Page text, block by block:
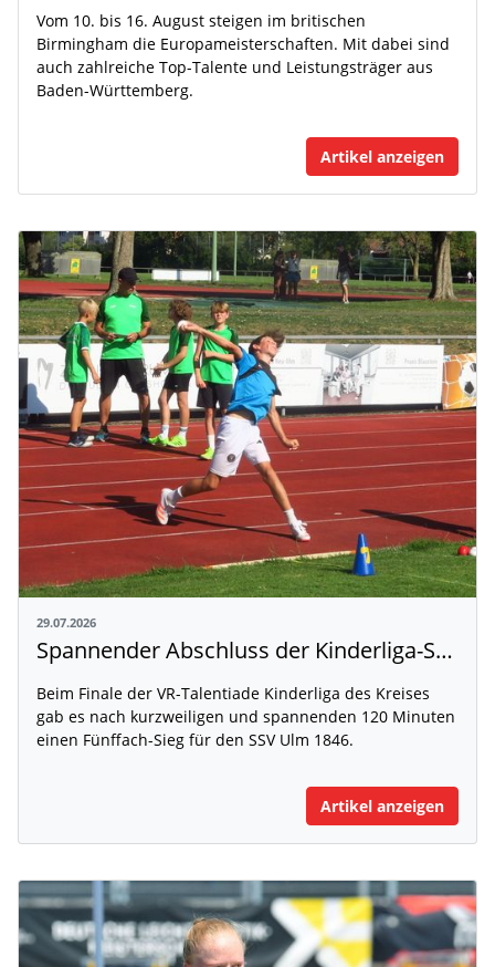
Vom 10. bis 16. August steigen im britischen
Birmingham die Europameisterschaften. Mit dabei sind
auch zahlreiche Top-Talente und Leistungsträger aus
Baden-Württemberg.
Artikel anzeigen
29.07.2026
Spannender Abschluss der Kinderliga-Saison
Beim Finale der VR-Talentiade Kinderliga des Kreises
gab es nach kurzweiligen und spannenden 120 Minuten
einen Fünffach-Sieg für den SSV Ulm 1846.
Artikel anzeigen